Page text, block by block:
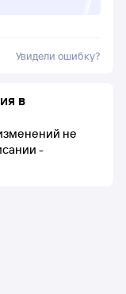
Увидели ошибку?
в
не
-